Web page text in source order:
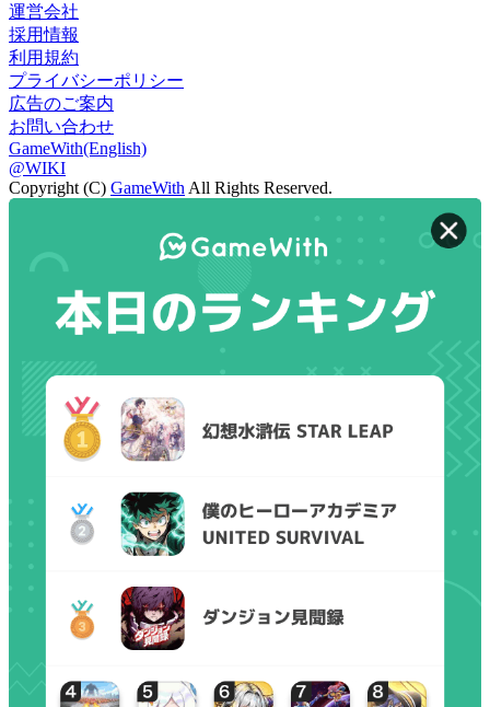
運営会社
採用情報
利用規約
プライバシーポリシー
広告のご案内
お問い合わせ
GameWith(English)
@WIKI
Copyright (C) GameWith All Rights Reserved.